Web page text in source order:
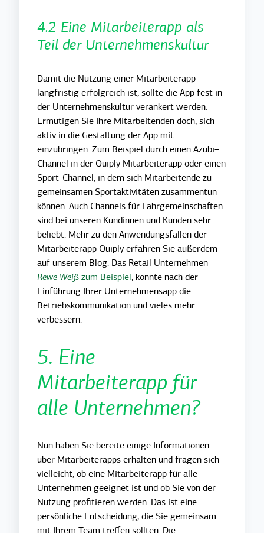
4.2 Eine Mitarbeiterapp als
Teil der Unternehmenskultur
Damit die Nutzung einer Mitarbeiterapp
langfristig erfolgreich ist, sollte die App fest in
der Unternehmenskultur verankert werden.
Ermutigen Sie Ihre Mitarbeitenden doch, sich
aktiv in die Gestaltung der App mit
einzubringen. Zum Beispiel durch einen Azubi–
Channel in der Quiply Mitarbeiterapp oder einen
Sport-Channel, in dem sich Mitarbeitende zu
gemeinsamen Sportaktivitäten zusammentun
können. Auch Channels für Fahrgemeinschaften
sind bei unseren Kundinnen und Kunden sehr
beliebt. Mehr zu den Anwendungsfällen der
Mitarbeiterapp Quiply erfahren Sie außerdem
auf unserem Blog. Das Retail Unternehmen
Rewe Weiß zum Beispiel, konnte nach der
Einführung Ihrer Unternehmensapp die
Betriebskommunikation und vieles mehr
verbessern.
5. Eine
Mitarbeiterapp für
alle Unternehmen?
Nun haben Sie bereite einige Informationen
über Mitarbeiterapps erhalten und fragen sich
vielleicht, ob eine Mitarbeiterapp für alle
Unternehmen geeignet ist und ob Sie von der
Nutzung profitieren werden. Das ist eine
persönliche Entscheidung, die Sie gemeinsam
mit Ihrem Team treffen sollten. Die